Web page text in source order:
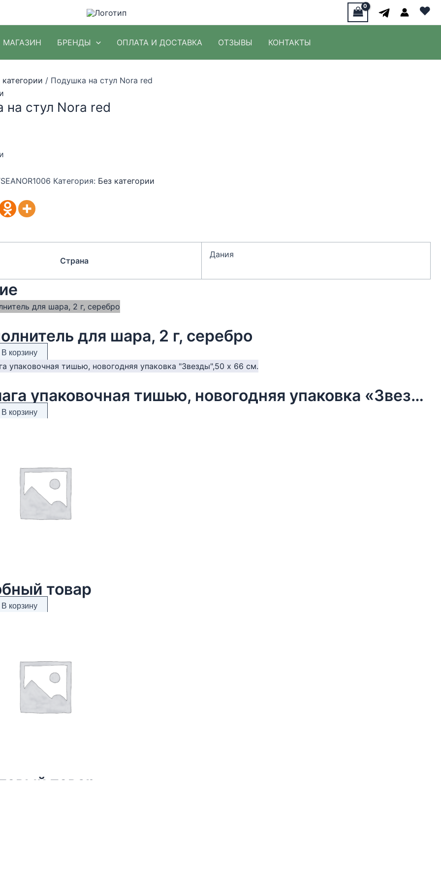
♥
МАГАЗИН БРЕНДЫ ОПЛАТА И ДОСТАВКА ОТЗЫВЫ КОНТАКТЫ
категории / Подушка на стул Nora red
на стул Nora red
Категория: Без категории
Страна
Дания
для шара, 2 г, серебро
В корзину
Бумага упаковочная тишью, новогодняя упаковка «Звезды»,50 х 66 см.
В корзину
товар
В корзину
товар